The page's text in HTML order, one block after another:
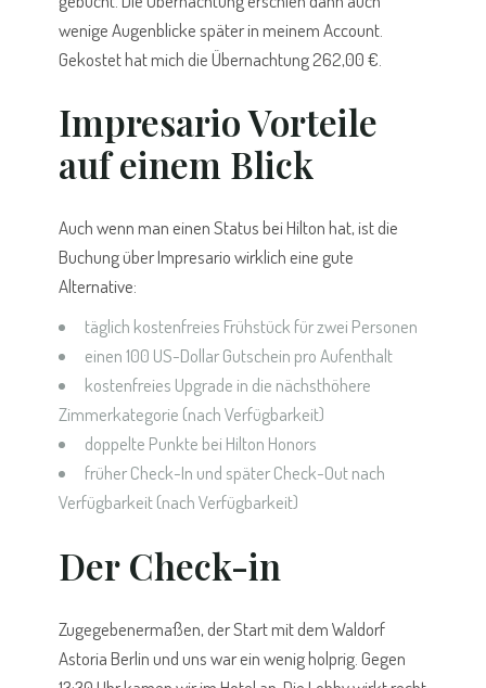
wenige Augenblicke später in meinem Account.
Gekostet hat mich die Übernachtung 262,00 €.
Impresario Vorteile
auf einem Blick
Auch wenn man einen Status bei Hilton hat, ist die
Buchung über Impresario wirklich eine gute
Alternative:
täglich kostenfreies Frühstück für zwei Personen
einen 100 US-Dollar Gutschein pro Aufenthalt
kostenfreies Upgrade in die nächsthöhere
Zimmerkategorie (nach Verfügbarkeit)
doppelte Punkte bei Hilton Honors
früher Check-In und später Check-Out nach
Verfügbarkeit (nach Verfügbarkeit)
Der Check-in
Zugegebenermaßen, der Start mit dem Waldorf
Astoria Berlin und uns war ein wenig holprig. Gegen